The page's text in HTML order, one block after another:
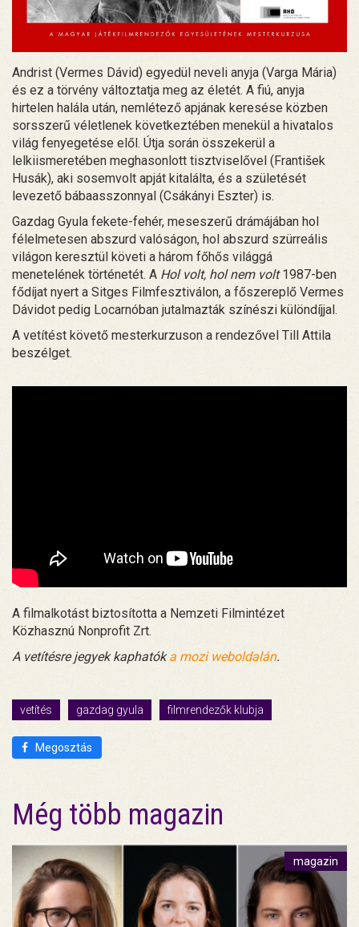
Andrist (Vermes Dávid) egyedül neveli anyja (Varga Mária)
és ez a törvény változtatja meg az életét. A fiú, anyja
hirtelen halála után, nemlétező apjának keresése közben
sorsszerű véletlenek következtében menekül a hivatalos
világ fenyegetése elől. Útja során összekerül a
lelkiismeretében meghasonlott tisztviselővel (František
Husák), aki sosemvolt apját kitalálta, és a születését
levezető bábaasszonnyal (Csákányi Eszter) is.
Gazdag Gyula fekete-fehér, meseszerű drámájában hol
félelmetesen abszurd valóságon, hol abszurd szürreális
világon keresztül követi a három főhős világgá
menetelének történetét. A Hol volt, hol nem volt1987-ben
fődíjat nyert a Sitges Filmfesztiválon, a főszereplő Vermes
Dávidot pedig Locarnóban jutalmazták színészi különdíjjal.
A vetítést követő mesterkurzuson a rendezővel Till Attila
beszélget.
A filmalkotást biztosította a Nemzeti Filmintézet
Közhasznú Nonprofit Zrt.
A vetítésre jegyek kaphatóka mozi weboldalán.
vetítés gazdag gyula filmrendezők klubja
Megosztás
Még több magazin
magazin